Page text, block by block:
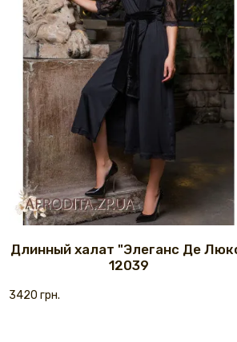
Длинный халат "Элеганс Де
12039
3420 грн.